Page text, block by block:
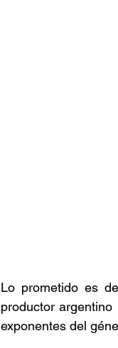
Lo prometido es
productor
exponentes del